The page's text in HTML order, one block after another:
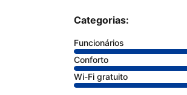
Categorias:
Funcionários
Conforto
Wi-Fi gratuito